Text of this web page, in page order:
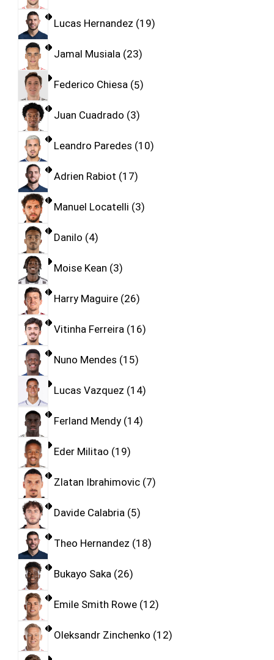
Lucas Hernandez 19
Jamal Musiala 23
Federico Chiesa 5
Juan Cuadrado 3
Leandro Paredes 10
Adrien Rabiot 17
Manuel Locatelli 3
Danilo 4
Moise Kean 3
Harry Maguire 26
Vitinha Ferreira 16
Nuno Mendes 15
Lucas Vazquez 14
Ferland Mendy 14
Eder Militao 19
Zlatan Ibrahimovic 7
Davide Calabria 5
Theo Hernandez 18
Bukayo Saka 26
Emile Smith Rowe 12
Oleksandr Zinchenko 12